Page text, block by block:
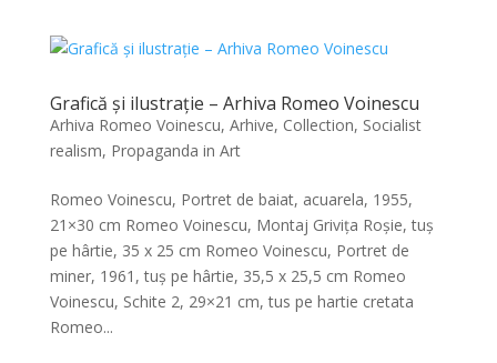
Grafică și ilustrație – Arhiva Romeo Voinescu
Arhiva Romeo Voinescu, Arhive, Collection, Socialist
realism, Propaganda in Art
Romeo Voinescu, Portret de baiat, acuarela, 1955,
21×30 cm Romeo Voinescu, Montaj Grivița Roșie, tuș
pe hârtie, 35 x 25 cm Romeo Voinescu, Portret de
miner, 1961, tuș pe hârtie, 35,5 x 25,5 cm Romeo
Voinescu, Schite 2, 29×21 cm, tus pe hartie cretata
Romeo...